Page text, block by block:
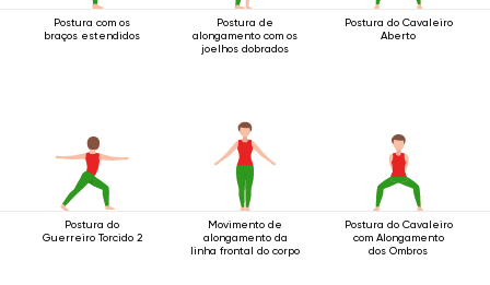
Postura com os
braços estendidos
Postura de
alongamento com os
joelhos dobrados
Postura do Cavaleiro
Aberto
Postura do
Guerreiro Torcido 2
Movimento de
alongamento da
linha frontal do corpo
Postura do Cavaleiro
com Alongamento
dos Ombros